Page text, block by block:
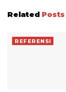
Related Posts
REFERENSI